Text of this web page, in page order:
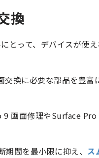
換
とって、デバイスが使
換に必要な部品を豊富
画面修理やSurface
間を最小限に抑え、 ス